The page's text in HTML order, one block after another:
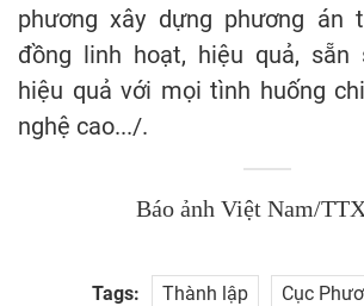
phương xây dựng phương án
đồng linh hoạt, hiệu quả, sẵn
hiệu quả với mọi tình huống
nghệ cao.../.
Báo ảnh Việt Nam/
Tags: Thành lập
Cục